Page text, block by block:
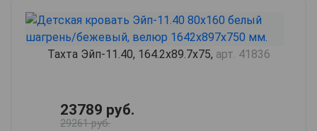
Тахта Эйп-11.40, 164.2х89.7х75, арт. 41836
23789 руб.
29261 руб.